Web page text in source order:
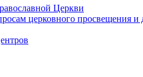
Церкви
церковного просвещения и